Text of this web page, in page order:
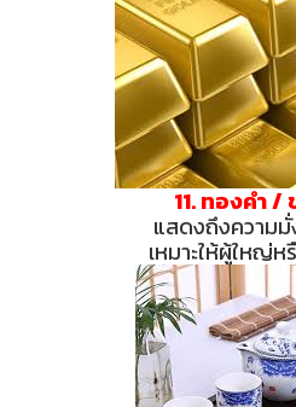
11. ทองคำ /
แสดงถึงความมั่
เหมาะให้ผู้ใหญ่